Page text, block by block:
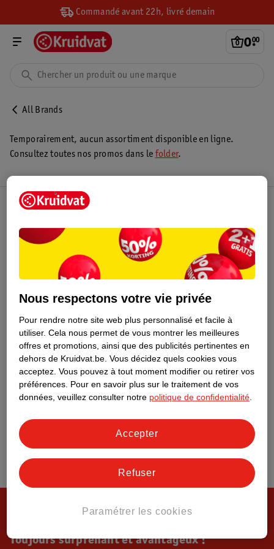
Commandé avant 22h, livré demain
0.
00
All Brands
Temporairement, aucun assortiment disponible en ligne.
Consultez toutes nos promos dans le folder.
Toujours surprenant et avantageux !
Nous respectons votre vie privée
Pour rendre notre site web plus personnalisé et facile à
utiliser. Cela nous permet de vous montrer les meilleures
offres et promotions, ainsi que des publicités pertinentes en
dehors de Kruidvat.be. Vous décidez quels cookies vous
acceptez. Vous pouvez à tout moment modifier ou retirer vos
préférences. Pour en savoir plus sur le traitement de vos
données, veuillez consulter notre politique de confidentialité
Paramétrer les cookies
Refuser
Accepter